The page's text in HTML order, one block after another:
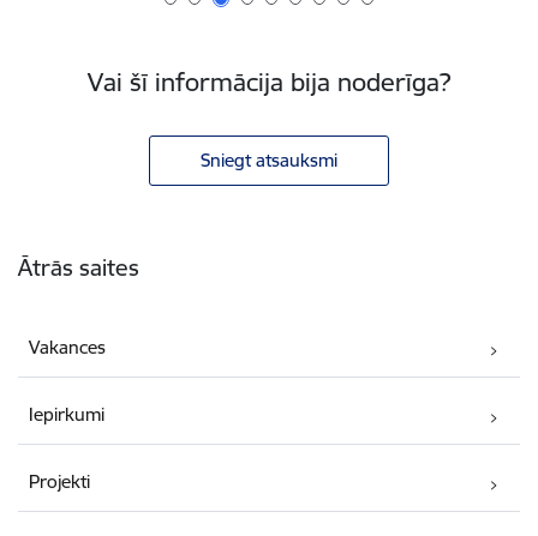
Vai šī informācija bija noderīga?
Sniegt atsauksmi
Ātrās saites
Vakances
Iepirkumi
Projekti